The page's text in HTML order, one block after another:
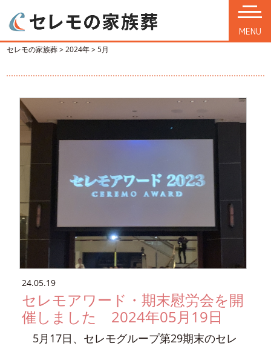
MENU
セレモの家族葬>2024年>5月
24.05.19
セレモアワード・期末慰労会を開
催しました 2024年05月19日
5月17日、セレモグループ第29期末のセレ